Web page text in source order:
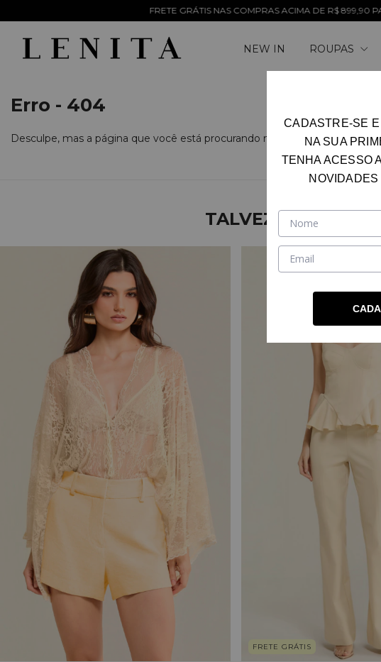
FRETE GRÁTIS NAS COMPRAS ACIMA DE R$ 899,90 PARA TODO O
NEW IN ROUPAS
Erro - 404
Desculpe, mas a página que você está procurando não existe.
TALVEZ VOCÊ SE
FRETE GRÁTIS
CADASTRE-SE
NA SUA
TENHA ACESSO